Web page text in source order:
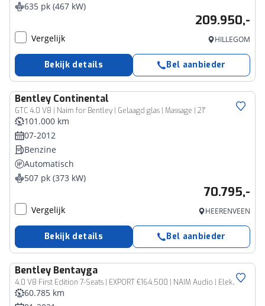
635 pk (467 kW)
209.950,-
Vergelijk HILLEGOM
Bekijk details Bel aanbieder
Bentley Continental
GTC 4.0 V8 | Naim for Bentley | Gelaagd glas | Massage | 21"
101.000 km
07-2012
Benzine
Automatisch
507 pk (373 kW)
70.795,-
Vergelijk HEERENVEEN
Bekijk details Bel aanbieder
Bentley Bentayga
4.0 V8 First Edition 7-Seats | EXPORT €164.500 | NAIM Audio | Elektrisch. Trekhaak | 7 Zits |
60.785 km